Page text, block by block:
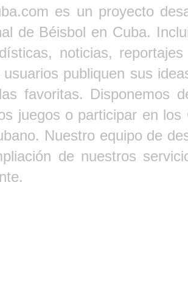
es un proyecto
de Béisbol en Cuba.
noticias,
publiquen sus
favoritas. Disponemos
juegos o participar en
Nuestro equipo de
de nuestros